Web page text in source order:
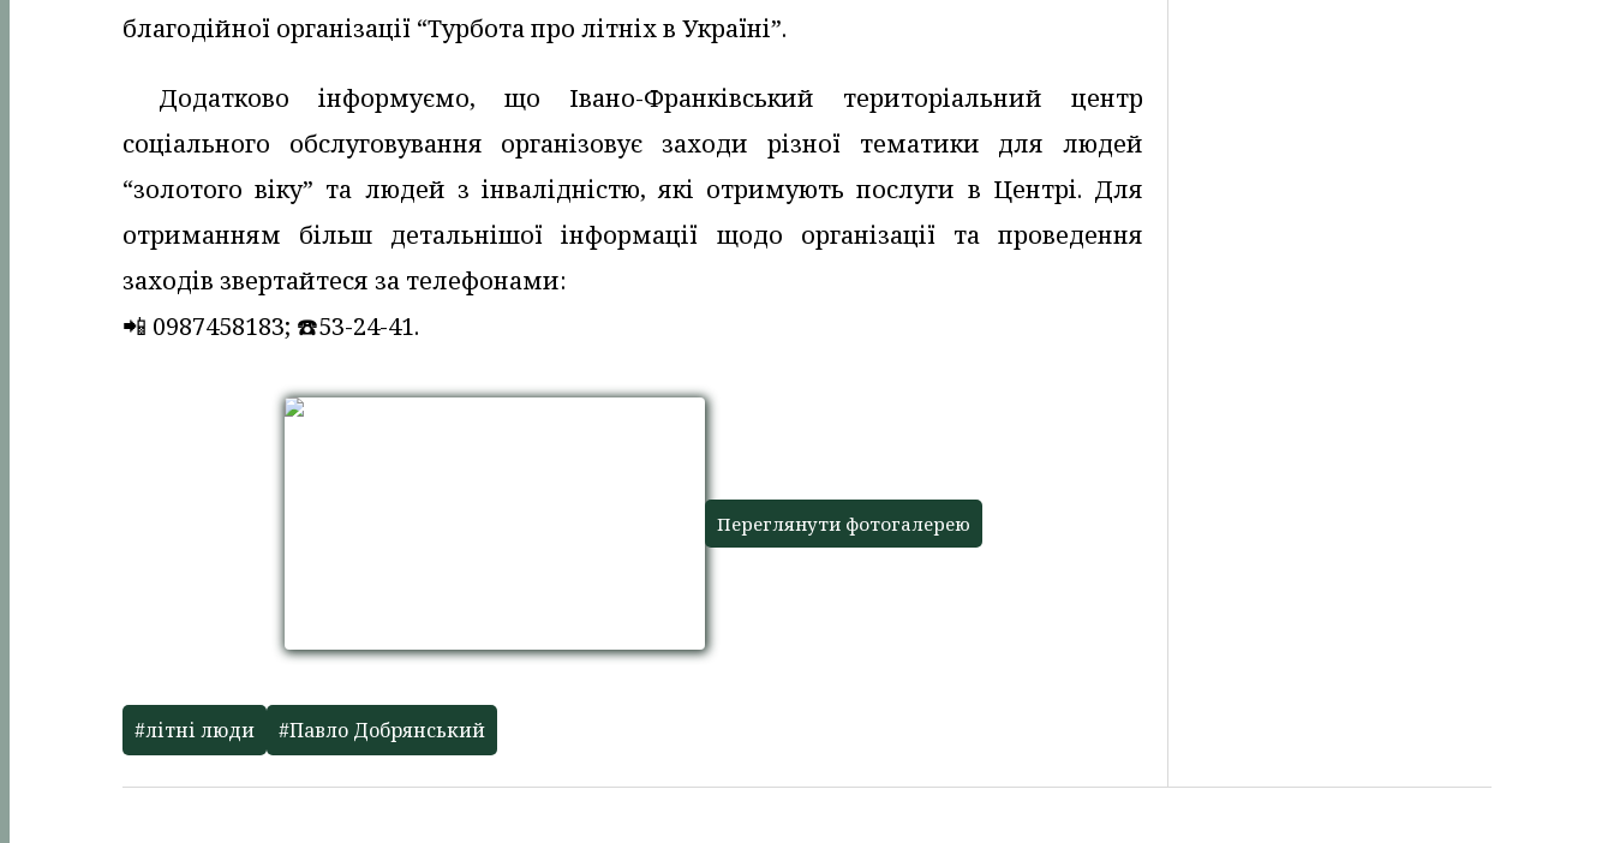
благодійної організації “Турбота про літніх в Україні”.
Додатково інформуємо, що Івано-Франківський територіальний центр
соціального обслуговування організовує заходи різної тематики для людей
“золотого віку” та людей з інвалідністю, які отримують послуги в Центрі. Для
отриманням більш детальнішої інформації щодо організації та проведення
заходів звертайтеся за телефонами:
📲 0987458183; ☎️53-24-41.
Переглянути фотогалерею
#літні люди #Павло Добрянський